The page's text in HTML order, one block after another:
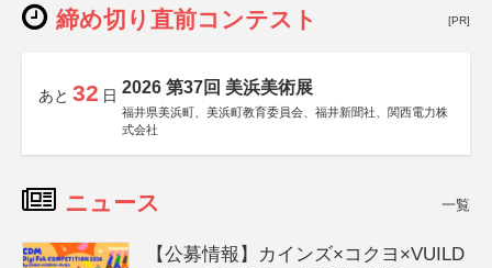
締め切り直前コンテスト [PR]
あと 32 日 2026 第37回 美浜美術展
福井県美浜町、美浜町教育委員会、福井新聞社、関西電力株
式会社
ニュース 一覧
【公募情報】カインズ×コクヨ×VUILD